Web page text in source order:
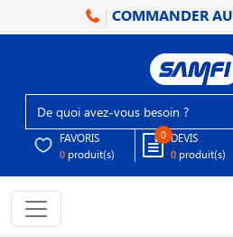
COMMANDER AU
FAVORIS
0 produit(s)
0 DEVIS
0 produit(s)